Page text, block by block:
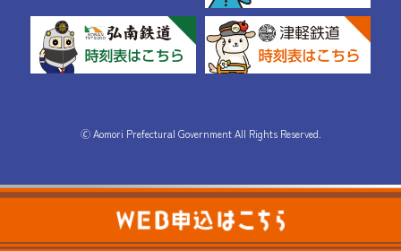
🄫 Aomori Prefectural Government All Rights Reserved.